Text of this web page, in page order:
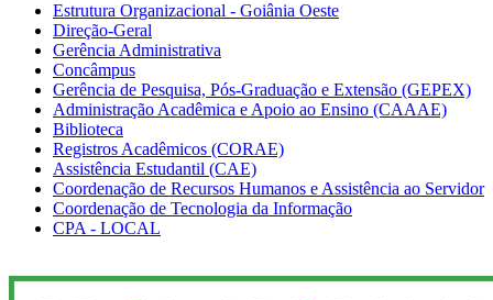
Estrutura Organizacional - Goiânia Oeste
Direção-Geral
Gerência Administrativa
Concâmpus
Gerência de Pesquisa, Pós-Graduação e Extensão (GEPEX)
Administração Acadêmica e Apoio ao Ensino (CAAAE)
Biblioteca
Registros Acadêmicos (CORAE)
Assistência Estudantil (CAE)
Coordenação de Recursos Humanos e Assistência ao Servidor
Coordenação de Tecnologia da Informação
CPA - LOCAL